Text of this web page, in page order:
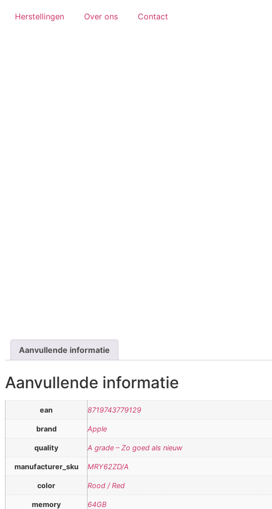
Herstellingen Over ons Contact
Aanvullende informatie
Aanvullende informatie
ean 8719743779129
brand Apple
quality A grade – Zo goed als nieuw
manufacturer_sku MRY62ZD/A
color Rood / Red
memory 64GB